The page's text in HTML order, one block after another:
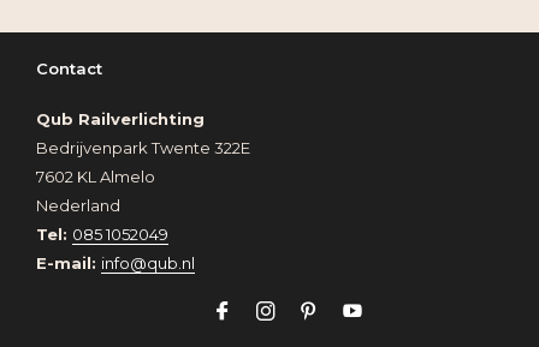
Contact
Qub Railverlichting
Bedrijvenpark Twente 322E
7602 KL Almelo
Nederland
Tel: 085 1052049
E-mail: info@qub.nl